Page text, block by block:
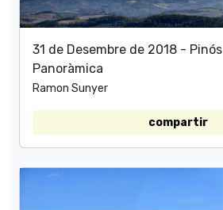
31 de Desembre de 2018 - Pinós
Panoràmica
Ramon Sunyer
compartir